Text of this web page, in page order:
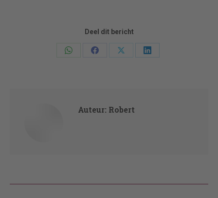
Deel dit bericht
Deel
Deel
Deel
Deel
Auteur: Robert